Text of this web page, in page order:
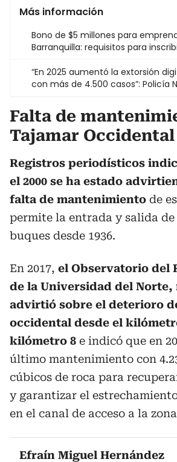
Más información
Bono de $5 millones para
Barranquilla: requisitos para
“En 2025 aumentó la extorsión
con más de 4.500 casos”: Policía
Falta de
Tajamar Occidental
Registros periodísticos
el 2000 se ha estado
falta de mantenimiento de
permite la entrada y salida de
buques desde 1936.
En 2017, el Observatorio del
de la Universidad del Norte,
advirtió sobre el deterioro
occidental desde el
kilómetro 8 e indicó que en
último mantenimiento con
cúbicos de roca para
y garantizar el
en el canal de acceso a la
Efraín Miguel Hernández